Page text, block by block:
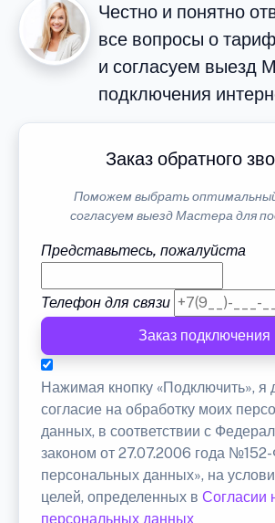
Честно и понятно
все вопросы о
и согласуем выезд
подключения
Заказ обратного
Поможем выбрать
согласуем выезд Мастера для
Представьтесь, пожалуйста
Телефон для связи
Заказ подключения
Нажимая кнопку «Подключить», я
согласие на обработку моих
данных, в соответствии с
законом от 27.07.2006 года
персональных данных», на
целей, определенных в Согласии
персональных данных